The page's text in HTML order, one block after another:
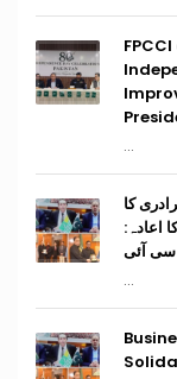
...
کا
اعادہ:
سی آئی
...